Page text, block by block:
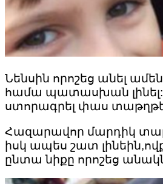
Նենսին որոշեց անել
համա պատասխան
ստորագրել փաս
Հազարավոր մարդիկ
իսկ ապես շատ
ընտա նիքը որոշեց